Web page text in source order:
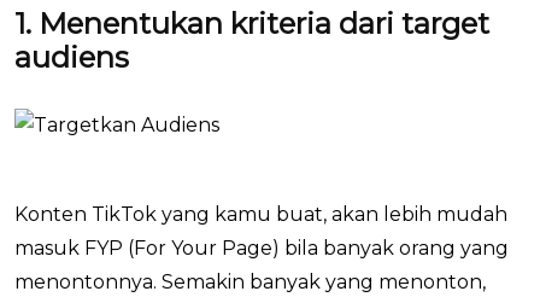
1. Menentukan kriteria dari target
audiens
Konten TikTok yang kamu buat, akan lebih mudah
masuk FYP (For Your Page) bila banyak orang yang
menontonnya. Semakin banyak yang menonton,